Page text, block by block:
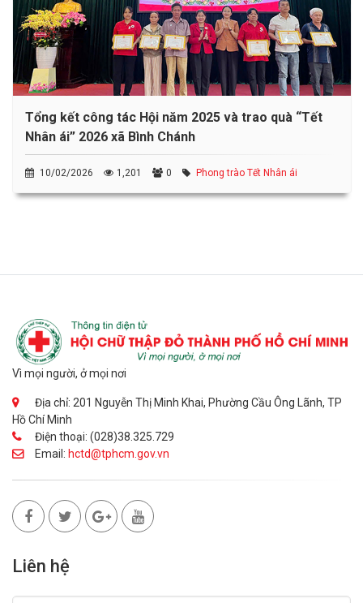
Tổng kết công tác Hội năm 2025 và trao quà “Tết
Nhân ái” 2026 xã Bình Chánh
10/02/2026 1,201 0 Phong trào Tết Nhân ái
Vì mọi người, ở mọi nơi
Địa chỉ: 201 Nguyễn Thị Minh Khai, Phường Cầu Ông Lãnh, TP
Hồ Chí Minh
Điện thoại: (028)38.325.729
Email: hctd@tphcm.gov.vn
Liên hệ